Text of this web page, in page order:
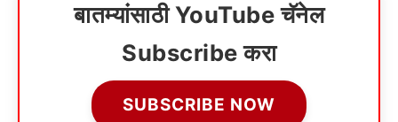
बातम्यांसाठी YouTube चॅनेल
Subscribe करा
SUBSCRIBE NOW